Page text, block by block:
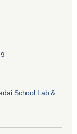
School Lab &